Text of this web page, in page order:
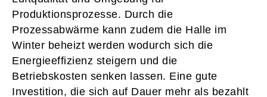
Produktionsprozesse. Durch die
Prozessabwärme kann zudem die Halle im
Winter beheizt werden wodurch sich die
Energieeffizienz steigern und die
Betriebskosten senken lassen. Eine gute
Investition, die sich auf Dauer mehr als bezahlt